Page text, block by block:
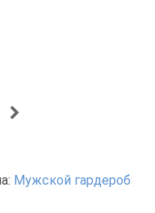
Мужской гардероб